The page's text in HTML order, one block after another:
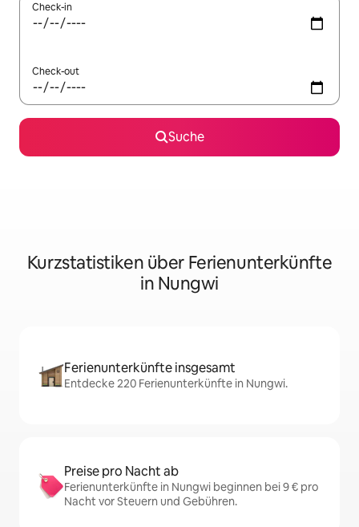
Check-in
Check-out
Suche
Kurzstatistiken über Ferienunterkünfte
in Nungwi
Ferienunterkünfte insgesamt
Entdecke 220 Ferienunterkünfte in Nungwi.
Preise pro Nacht ab
Ferienunterkünfte in Nungwi beginnen bei 9 € pro
Nacht vor Steuern und Gebühren.